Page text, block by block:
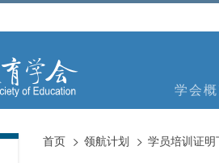
学会
首页 领航计划 学员培训证明